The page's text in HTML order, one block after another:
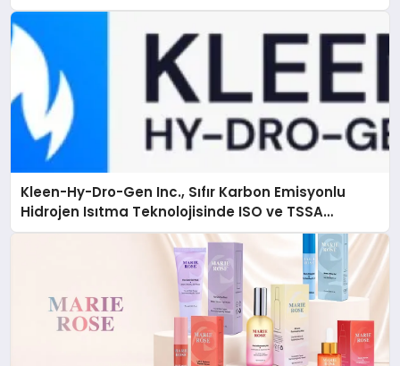
Kleen-Hy-Dro-Gen Inc., Sıfır Karbon Emisyonlu
Hidrojen Isıtma Teknolojisinde ISO ve TSSA
Düzenleyici Onaylarını Aldı